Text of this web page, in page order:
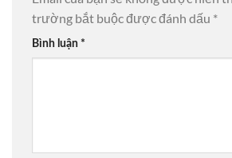
trường bắt buộc được đánh dấu *
Bình luận *